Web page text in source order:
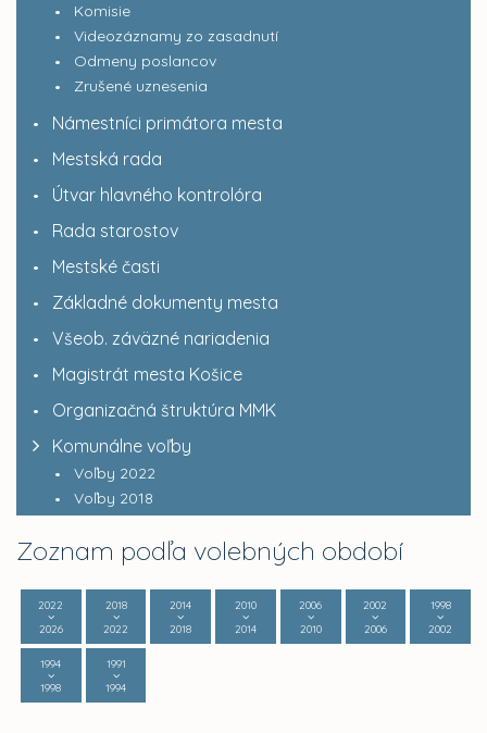
Komisie
Videozáznamy zo zasadnutí
Odmeny poslancov
Zrušené uznesenia
Námestníci primátora mesta
Mestská rada
Útvar hlavného kontrolóra
Rada starostov
Mestské časti
Základné dokumenty mesta
Všeob. záväzné nariadenia
Magistrát mesta Košice
Organizačná štruktúra MMK
Komunálne voľby
Voľby 2022
Voľby 2018
Zoznam podľa volebných období
2022
2026
2018
2022
2014
2018
2010
2014
2006
2010
2002
2006
1998
2002
1994
1998
1991
1994